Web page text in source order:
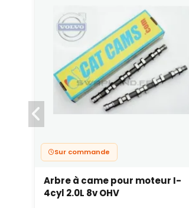
Sur commande
Arbre à came pour moteur I-
4cyl 2.0L 8v OHV